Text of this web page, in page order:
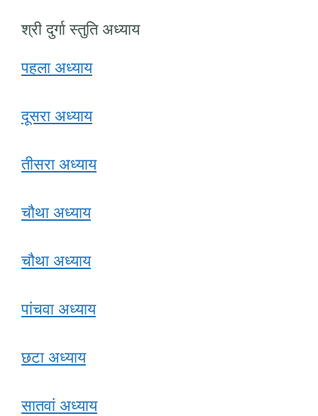
श्री दुर्गा स्तुति अध्याय
पहला अध्याय
दूसरा अध्याय
तीसरा अध्याय
चौथा अध्याय
चौथा अध्याय
पांचवा अध्याय
छटा अध्याय
सातवां अध्याय